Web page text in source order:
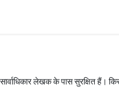
लेखक के पास सुरक्षित हैं।